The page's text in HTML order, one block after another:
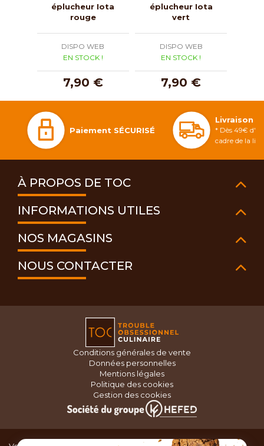
éplucheur Iota
rouge
DISPO WEB
EN STOCK !
7,90 €
éplucheur Iota
vert
DISPO WEB
EN STOCK !
7,90 €
Paiement SÉCURISÉ
Livraison
* Dès 49€
cadre de la
À PROPOS DE TOC
INFORMATIONS UTILES
NOS MAGASINS
NOUS CONTACTER
Conditions générales de vente
Données personnelles
Mentions légales
Politique des cookies
Gestion des cookies